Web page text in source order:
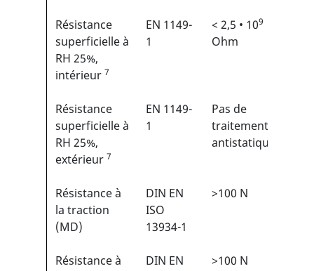
Résistance
superficielle à
RH 25%,
intérieur 7
EN 1149-
1
< 2,5 • 109
Ohm
Résistance
superficielle à
RH 25%,
extérieur 7
EN 1149-
1
Pas de
traitement
antistatique
Résistance à
la traction
(MD)
DIN EN
ISO
13934-1
>100 N
Résistance à
DIN EN
>100 N